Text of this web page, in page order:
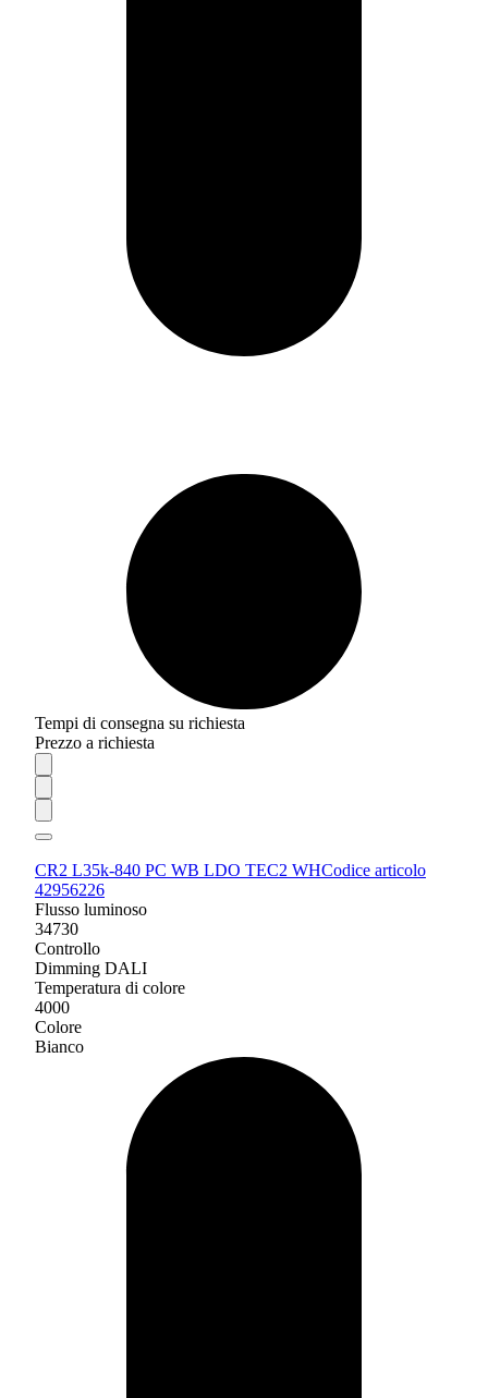
Tempi di consegna su richiesta
Prezzo a richiesta
CR2 L35k-840 PC WB LDO TEC2 WHCodice articolo
42956226
Flusso luminoso
34730
Controllo
Dimming DALI
Temperatura di colore
4000
Colore
Bianco